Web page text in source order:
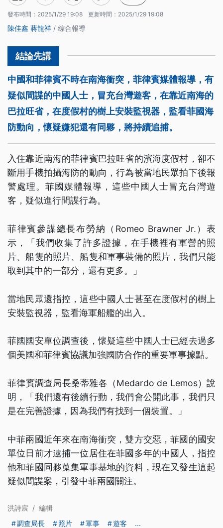
發布時間： 2025/1/29 19:08 更新時間： 2025/1/29 19:08
陳佳鑫 蔣龍祥 / 綜合報導
中國和菲律賓不時在南海衝突，菲律賓媒體報導，有
疑似間諜的中國人士，冒充台灣遊客，在靠近南海的
巴拉旺省，在度假村的樹上安裝監視器，監看菲國海
防動向，懷疑嫌犯還有同夥，將持續追捕。
入住靠近南海的菲律賓巴拉旺省的濱海度假村，卻不
斷用手機拍攝海防的動向，行為被當地民眾拍下後報
警處理。菲國媒體報導，這些中國人士冒充台灣遊
客，疑似進行間諜行為。
菲律賓參謀總長布勞納（Romeo Brawner Jr.）表
示，「我們收集了許多證據，在手機裡有軍營的照
片、船隻的照片、船隻和軍事裝備的照片，我們只能
取到其中的一部分，還有更多。」
當地民眾還指控，這些中國人士甚至在度假村的樹上
安裝監視器，監看海軍船艦的出入。
菲國國安單位調查後，懷疑這些中國人士已經去過多
個美國和菲律賓協議加強國防合作的重要軍事據點。
菲律賓調查局長桑蒂雅各（Medardo de Lemos）說
明，「我們還有後續行動，我們會公開此事，我們只
是在完善證據，因為我們有找到一個裝置。」
中菲兩國近年來在南海衝突，雙方交惡，菲國的國安
單位日前才逮捕一位居住在菲國多年的中國人，指控
他和菲國同夥蒐集軍事基地的資料，現在又發生這起
疑似間諜案，引發中菲兩國關注。
洪詩宸 / 編輯
調查局長
照片 軍事 遊客 ...